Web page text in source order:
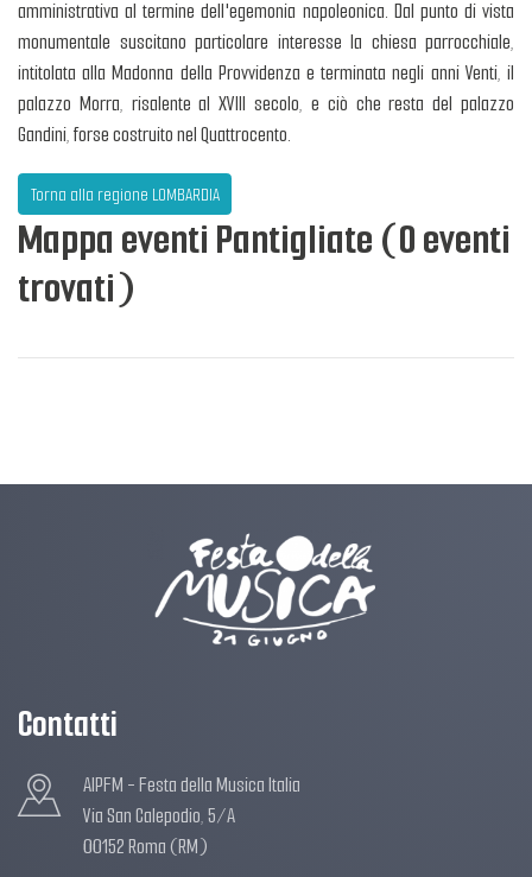
amministrativa al termine dell'egemonia napoleonica. Dal punto di vista
monumentale suscitano particolare interesse la chiesa parrocchiale,
intitolata alla Madonna della Provvidenza e terminata negli anni Venti, il
palazzo Morra, risalente al XVIII secolo, e ciò che resta del palazzo
Gandini, forse costruito nel Quattrocento.
Torna alla regione LOMBARDIA
Mappa eventi Pantigliate (0 eventi
trovati)
Contatti
AIPFM - Festa della Musica Italia
Via San Calepodio, 5/A
00152 Roma (RM)